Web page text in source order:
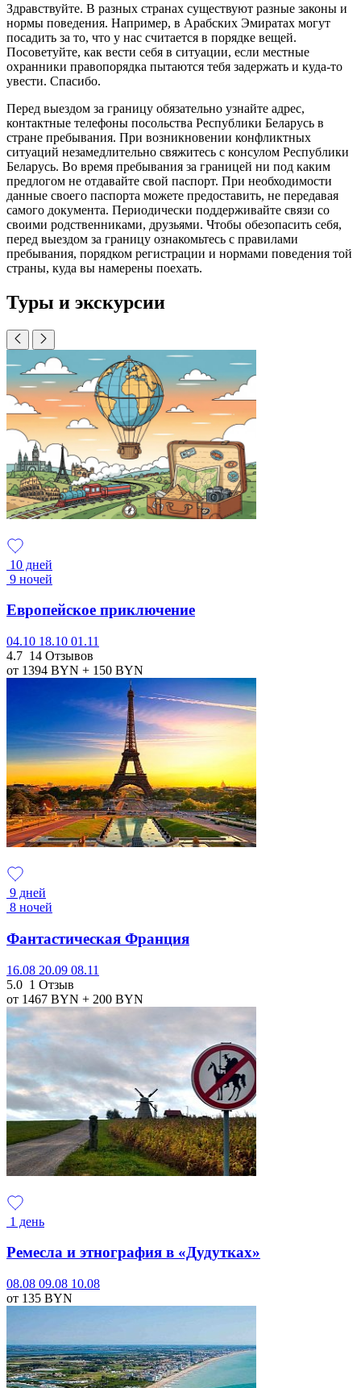
Здравствуйте. В разных странах существуют разные законы и
нормы поведения. Например, в Арабских Эмиратах могут
посадить за то, что у нас считается в порядке вещей.
Посоветуйте, как вести себя в ситуации, если местные
охранники правопорядка пытаются тебя задержать и куда-то
увести. Спасибо.
Перед выездом за границу обязательно узнайте адрес,
контактные телефоны посольства Республики Беларусь в
стране пребывания. При возникновении конфликтных
ситуаций незамедлительно свяжитесь с консулом Республики
Беларусь. Во время пребывания за границей ни под каким
предлогом не отдавайте свой паспорт. При необходимости
данные своего паспорта можете предоставить, не передавая
самого документа. Периодически поддерживайте связи со
своими родственниками, друзьями. Чтобы обезопасить себя,
перед выездом за границу ознакомьтесь с правилами
пребывания, порядком регистрации и нормами поведения той
страны, куда вы намерены поехать.
Туры и экскурсии
10 дней
9 ночей
Европейское приключение
04.10 18.10 01.11
4.7 14 Отзывов
от 1394 BYN + 150 BYN
9 дней
8 ночей
Фантастическая Франция
16.08 20.09 08.11
5.0 1 Отзыв
от 1467 BYN + 200 BYN
1 день
Ремесла и этнография в «Дудутках»
08.08 09.08 10.08
от 135 BYN